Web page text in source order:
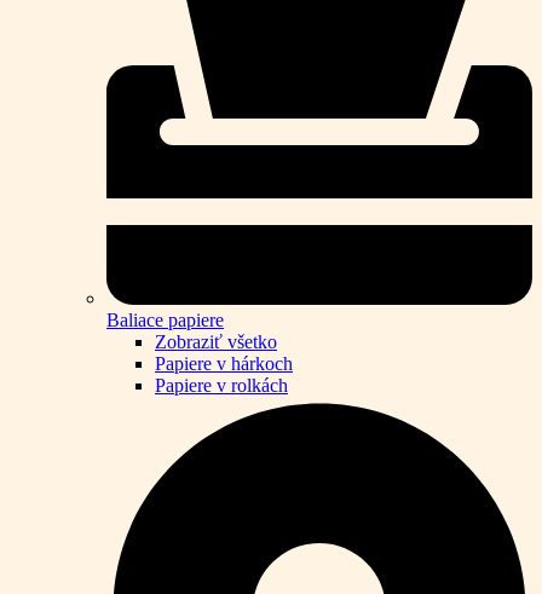
Baliace papiere
Zobraziť všetko
Papiere v hárkoch
Papiere v rolkách